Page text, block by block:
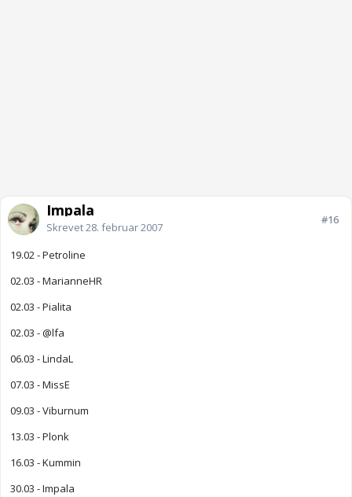
Impala
Skrevet28. februar 2007
#16
19.02 - Petroline
02.03 - MarianneHR
02.03 - Pialita
02.03 - @lfa
06.03 - LindaL
07.03 - MissE
09.03 - Viburnum
13.03 - Plonk
16.03 - Kummin
30.03 - Impala